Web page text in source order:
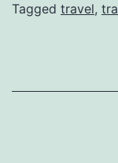
Tagged travel,